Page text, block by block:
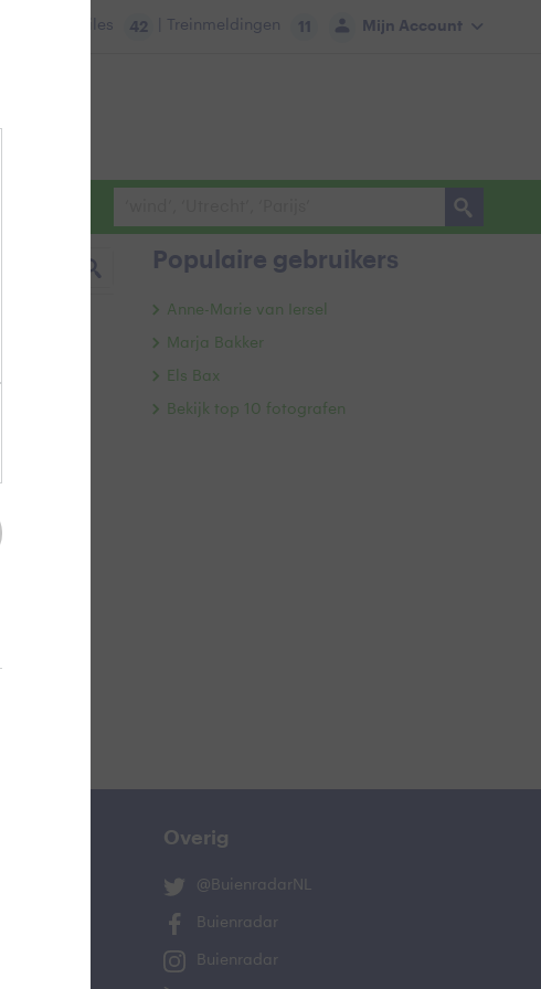
Mijn Account
Files 42 | Treinmeldingen 11
Populaire gebruikers
Anne-Marie van Iersel
Marja Bakker
Els Bax
Bekijk top 10 fotografen
Overig
@BuienradarNL
Buienradar
Buienradar